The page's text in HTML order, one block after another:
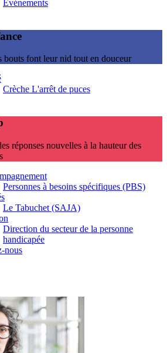
Evénements
bouts font leur nid tout en douceur
Crèche L'arrêt de puces
réponses nouvelles à la hauteur des
Personnes à besoins spécifiques (PBS)
Le Tabuchet (SAJA)
Direction du secteur de la personne
handicapée
nous